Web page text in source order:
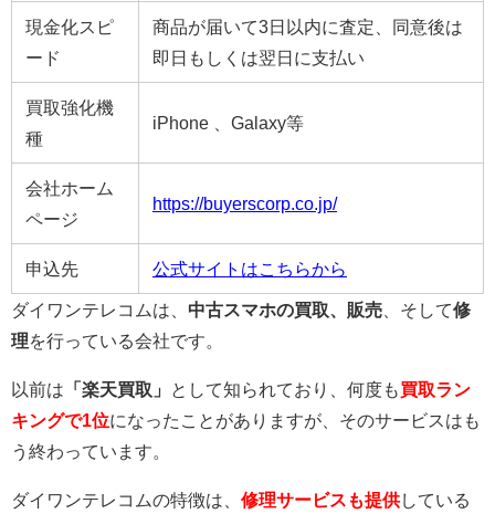
現金化スピ
ード
商品が届いて3日以内に査定、同意後は
即日もしくは翌日に支払い
買取強化機
種
iPhone 、Galaxy等
会社ホーム
ページ
https://buyerscorp.co.jp/
申込先 公式サイトはこちらから
ダイワンテレコムは、 中古スマホの買取、販売 、そして修
理を行っている会社です。
以前は 「楽天買取」 として知られており、何度も買取ラン
キングで1位になったことがありますが、そのサービスはも
う終わっています。
ダイワンテレコムの特徴は、 修理サービスも提供している